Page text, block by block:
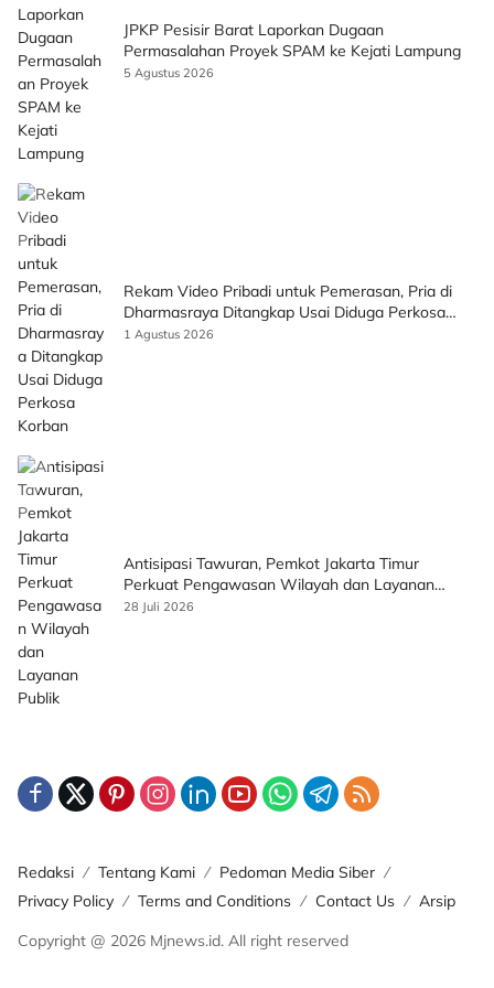
JPKP Pesisir Barat Laporkan Dugaan
Permasalahan Proyek SPAM ke Kejati Lampung
5 Agustus 2026
Rekam Video Pribadi untuk Pemerasan, Pria di
Dharmasraya Ditangkap Usai Diduga Perkosa
Korban
1 Agustus 2026
Antisipasi Tawuran, Pemkot Jakarta Timur
Perkuat Pengawasan Wilayah dan Layanan
Publik
28 Juli 2026
Redaksi Tentang Kami
Pedoman Media Siber
Privacy Policy
Terms and Conditions Contact Us
Arsip
Copyright @ 2026 Mjnews.id. All right reserved